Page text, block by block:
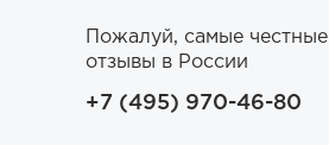
Пожалуй, самые честные
отзывы в России
+7 (495) 970-46-80